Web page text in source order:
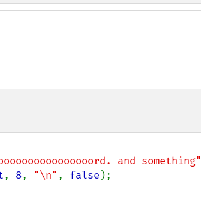
and something"
, 8, "\n" , false );